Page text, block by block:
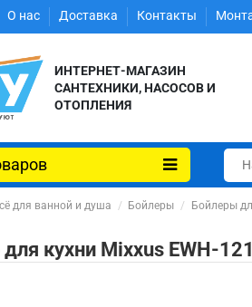
О нас Доставка Контакты
ИНТЕРНЕТ-МАГАЗИН
САНТЕХНИКИ, НАСОСОВ И
ОТОПЛЕНИЯ
для ванной и душа Бойлеры Бойлеры
кухни Mixxus EWH-